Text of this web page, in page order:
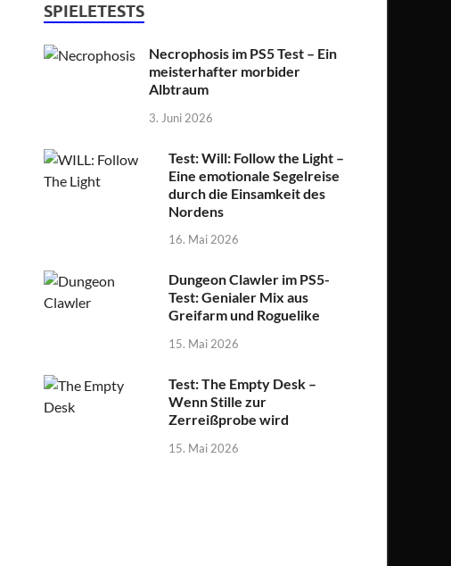
SPIELETESTS
Necrophosis im PS5 Test – Ein
meisterhafter morbider
Albtraum
3. Juni 2026
Test: Will: Follow the Light –
Eine emotionale Segelreise
durch die Einsamkeit des
Nordens
16. Mai 2026
Dungeon Clawler im PS5-
Test: Genialer Mix aus
Greifarm und Roguelike
15. Mai 2026
Test: The Empty Desk –
Wenn Stille zur
Zerreißprobe wird
15. Mai 2026